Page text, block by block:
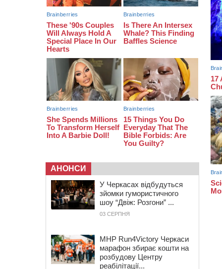
08:57 На Уманщині підрядника
зобов’язали сплатити понад 670
тис грн штрафу за незаконні зміни
до договору
директора Мокрокалигірського
психоневрологічного інтернату
АНОНСИ
У Черкасах відбудуться
зйомки гумористичного
шоу “Двіж: Розгони” ...
03 СЕРПНЯ
MHP Run4Victory Черкаси
марафон збирає кошти на
розбудову Центру
реабілітації...